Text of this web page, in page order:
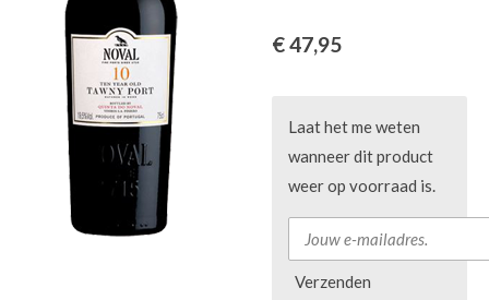
€ 47,95
Laat het me weten
wanneer dit product
weer op voorraad is.
Verzenden